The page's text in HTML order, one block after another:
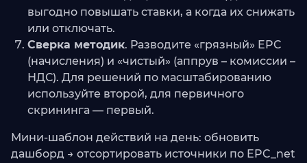
выгодно повышать ставки, а когда их снижать
или отключать.
Сверка методик. Разводите «грязный» EPC
(начисления) и «чистый» (аппрув – комиссии –
НДС). Для решений по масштабированию
используйте второй, для первичного
скрининга — первый.
Мини-шаблон действий на день: обновить
дашборд → отсортировать источники по EPC_net